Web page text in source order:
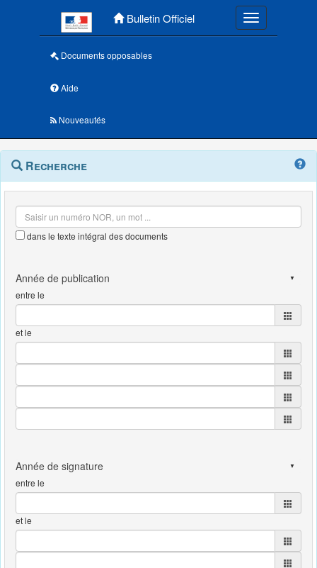
Bulletin Officiel Toggle
Documents opposables
Aide
Nouveautés
Navigation
outils
Menu
contextuel
Recherche
dans le texte intégral des documents
entre le
et le
entre le
et le